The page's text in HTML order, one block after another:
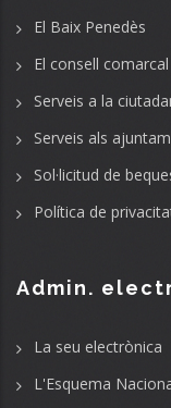
El Baix Penedès
El consell comarcal
Serveis a la
Serveis als
Sol·licitud de
Política de
Admin.
La seu electrònica
L'Esquema